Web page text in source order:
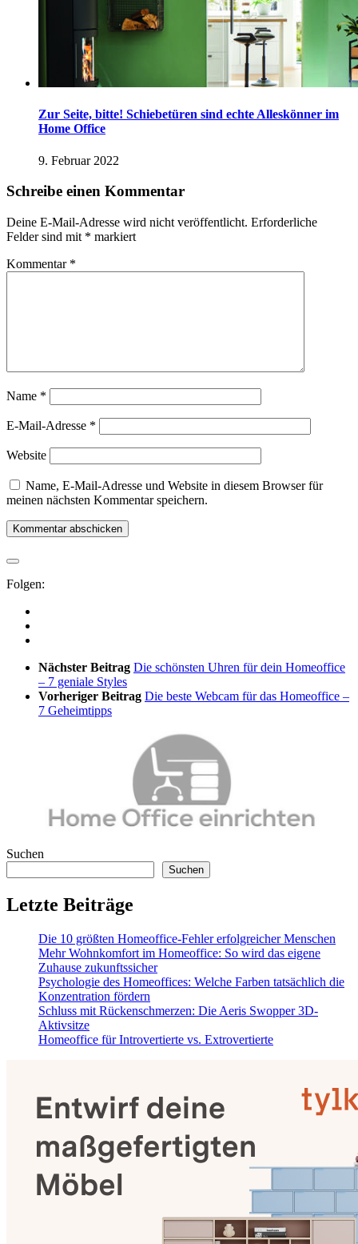
Zur Seite, bitte! Schiebetüren sind echte Alleskönner im
Home Office
9. Februar 2022
Schreibe einen Kommentar
Deine E-Mail-Adresse wird nicht veröffentlicht. Erforderliche
Felder sind mit * markiert
Kommentar *
Name *
E-Mail-Adresse *
Website
Name, E-Mail-Adresse und Website in diesem Browser für
meinen nächsten Kommentar speichern.
Folgen:
Nächster Beitrag Die schönsten Uhren für dein Homeoffice
– 7 geniale Styles
Vorheriger Beitrag Die beste Webcam für das Homeoffice –
7 Geheimtipps
Suchen
Suchen
Letzte Beiträge
Die 10 größten Homeoffice-Fehler erfolgreicher Menschen
Mehr Wohnkomfort im Homeoffice: So wird das eigene
Zuhause zukunftssicher
Psychologie des Homeoffices: Welche Farben tatsächlich die
Konzentration fördern
Schluss mit Rückenschmerzen: Die Aeris Swopper 3D-
Aktivsitze
Homeoffice für Introvertierte vs. Extrovertierte